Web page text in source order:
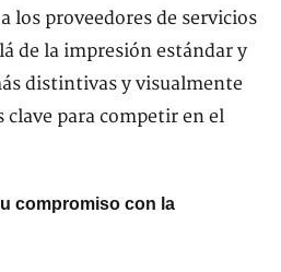
los proveedores de servicios
de la impresión estándar y
distintivas y visualmente
clave para competir en el
compromiso con la